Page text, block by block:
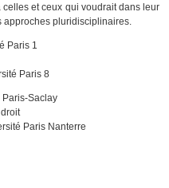
celles et ceux qui voudrait dans leur
approches pluridisciplinaires.
Paris 1
Paris 8
Paris-Saclay
Paris Nanterre